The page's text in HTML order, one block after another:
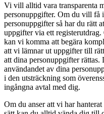
Vi vill alltid vara transparenta
personuppgifter. Om du vill få
personuppgifter så har du rätt
uppgifter via ett
kan vi komma att begära
att vi lämnar ut uppgifter till
att dina personuppgifter rättas.
användandet av dina
i den utsträckning som
ingångna avtal med dig.
Om du anser att vi har